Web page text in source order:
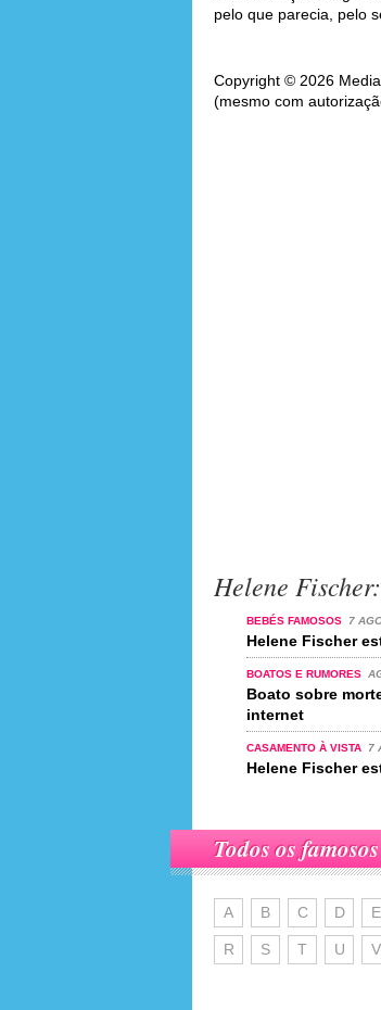
pelo que parecia, pelo
Copyright © 2026
(mesmo com
Helene
BEBÉS FAMOSOS 7
Helene Fischer
BOATOS E RUMORES
Boato sobre
internet
CASAMENTO À VISTA 7
Helene Fischer
Todos os famosos
A B C D E
R S T U V